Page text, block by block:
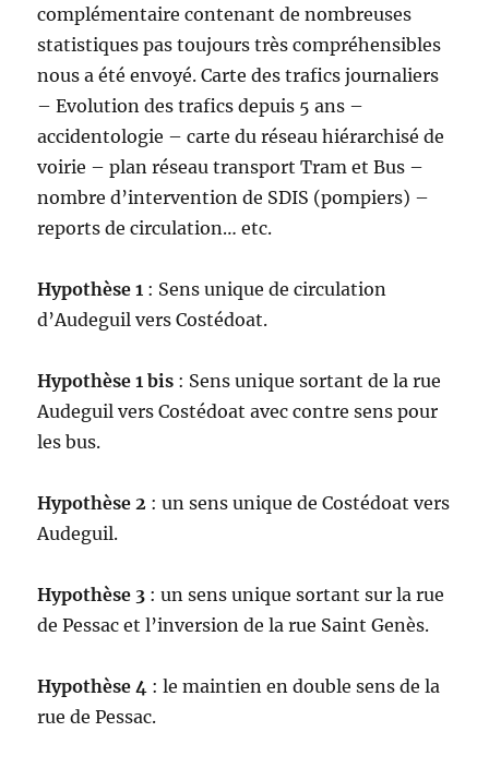
complémentaire contenant de nombreuses
statistiques pas toujours très compréhensibles
nous a été envoyé. Carte des trafics journaliers
– Evolution des trafics depuis 5 ans –
accidentologie – carte du réseau hiérarchisé de
voirie – plan réseau transport Tram et Bus –
nombre d’intervention de SDIS (pompiers) –
reports de circulation… etc.
Hypothèse 1 : Sens unique de circulation
d’Audeguil vers Costédoat.
Hypothèse 1 bis : Sens unique sortant de la rue
Audeguil vers Costédoat avec contre sens pour
les bus.
Hypothèse 2 : un sens unique de Costédoat vers
Audeguil.
Hypothèse 3 : un sens unique sortant sur la rue
de Pessac et l’inversion de la rue Saint Genès.
Hypothèse 4 : le maintien en double sens de la
rue de Pessac.